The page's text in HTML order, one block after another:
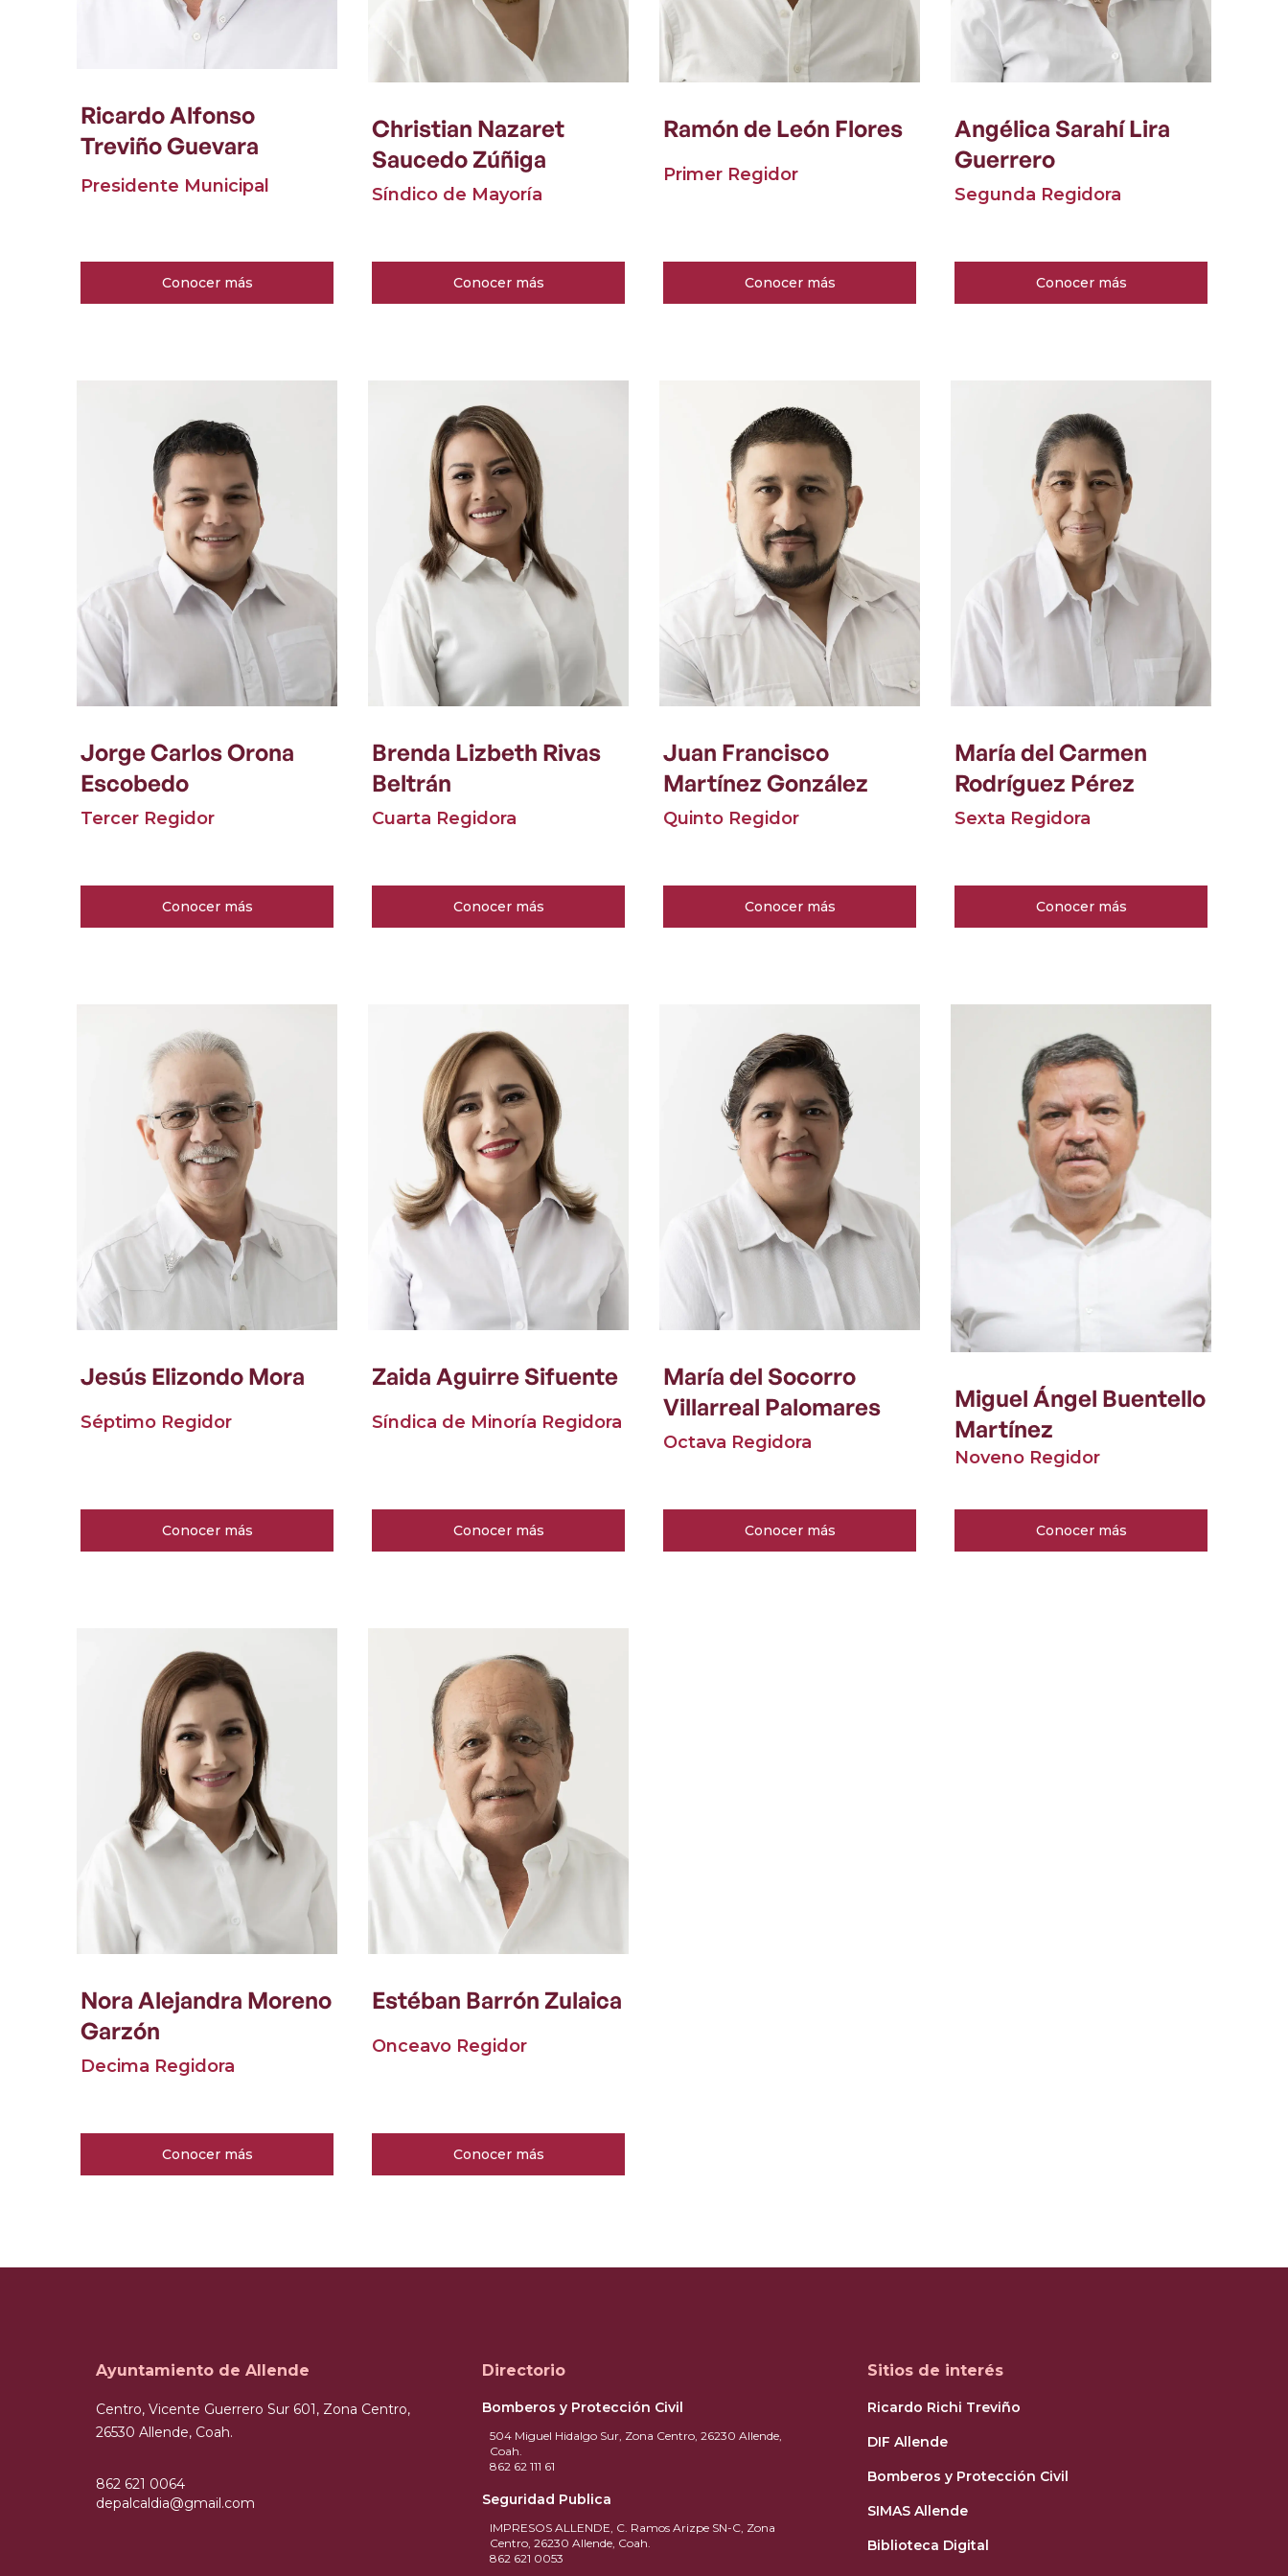
Ricardo Alfonso
Treviño Guevara
Presidente Municipal
Conocer más
Christian Nazaret
Saucedo Zúñiga
Síndico de Mayoría
Conocer más
Ramón de León Flores
Primer Regidor
Conocer más
Angélica Sarahí Lira
Guerrero
Segunda Regidora
Conocer más
Jorge Carlos Orona
Escobedo
Tercer Regidor
Conocer más
Brenda Lizbeth Rivas
Beltrán
Cuarta Regidora
Conocer más
Juan Francisco
Martínez González
Quinto Regidor
Conocer más
María del Carmen
Rodríguez Pérez
Sexta Regidora
Conocer más
Jesús Elizondo Mora
Séptimo Regidor
Conocer más
Zaida Aguirre Sifuente
Síndica de Minoría Regidora
Conocer más
María del Socorro
Villarreal Palomares
Octava Regidora
Conocer más
Miguel Ángel Buentello
Martínez
Noveno Regidor
Conocer más
Nora Alejandra Moreno
Garzón
Decima Regidora
Conocer más
Estéban Barrón Zulaica
Onceavo Regidor
Conocer más
Ayuntamiento de Allende
Centro, Vicente Guerrero Sur 601, Zona Centro,
26530 Allende, Coah.
862 621 0064
depalcaldia@gmail.com
Directorio
Bomberos y Protección Civil
504 Miguel Hidalgo Sur, Zona Centro, 26230 Allende,
Coah.
862 62 111 61
Seguridad Publica
IMPRESOS ALLENDE, C. Ramos Arizpe SN-C, Zona
Centro, 26230 Allende, Coah.
862 621 0053
Sitios de interés
Ricardo Richi Treviño
DIF Allende
Bomberos y Protección Civil
SIMAS Allende
Biblioteca Digital